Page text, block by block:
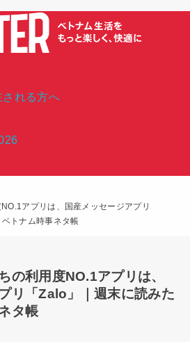
される方へ
アプリは、国産メッセージアプリ
ベトナム時事ネタ帳
の利用度NO.1アプリは、
リ「Zalo」｜週末に読みた
タ帳